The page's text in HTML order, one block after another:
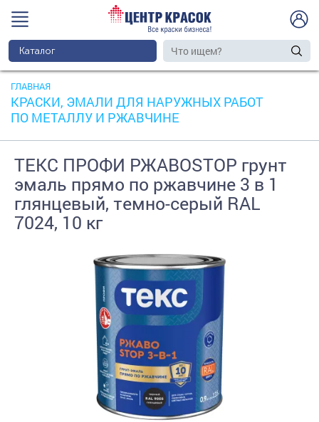
Каталог
ГЛАВНАЯ
КРАСКИ, ЭМАЛИ ДЛЯ НАРУЖНЫХ РАБОТ
ПО МЕТАЛЛУ И РЖАВЧИНЕ
ТЕКС ПРОФИ РЖАВОSTOP грунт
эмаль прямо по ржавчине 3 в 1
глянцевый, темно-серый RAL
7024, 10 кг